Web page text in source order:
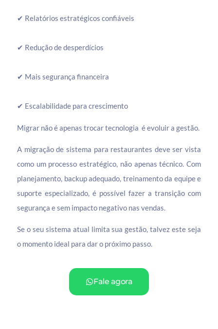
✔ Relatórios estratégicos confiáveis
✔ Redução de desperdícios
✔ Mais segurança financeira
✔ Escalabilidade para crescimento
Migrar não é apenas trocar tecnologia é evoluir a gestão.
A migração de sistema para restaurantes deve ser vista
como um processo estratégico, não apenas técnico. Com
planejamento, backup adequado, treinamento da equipe e
suporte especializado, é possível fazer a transição com
segurança e sem impacto negativo nas vendas.
Se o seu sistema atual limita sua gestão, talvez este seja
o momento ideal para dar o próximo passo.
Fale agora